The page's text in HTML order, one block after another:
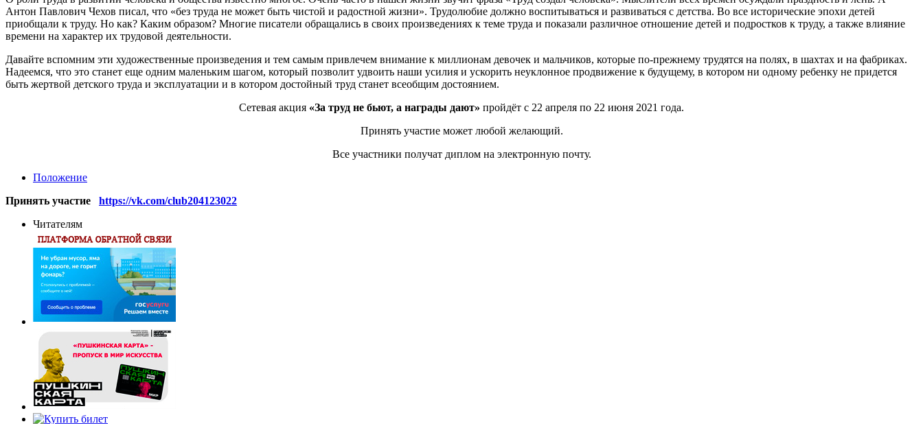
Антон Павлович Чехов писал, что «без труда не может быть чистой и радостной жизни». Трудолюбие должно воспитываться и развиваться с детства. Во все исторические эпохи детей
приобщали к труду. Но как? Каким образом? Многие писатели обращались в своих произведениях к теме труда и показали различное отношение детей и подростков к труду, а также влияние
времени на характер их трудовой деятельности.
Давайте вспомним эти художественные произведения и тем самым привлечем внимание к миллионам девочек и мальчиков, которые по-прежнему трудятся на полях, в шахтах и на фабриках.
Надеемся, что это станет еще одним маленьким шагом, который позволит удвоить наши усилия и ускорить неуклонное продвижение к будущему, в котором ни одному ребенку не придется
быть жертвой детского труда и эксплуатации и в котором достойный труд станет всеобщим достоянием.
Сетевая акция «За труд не бьют, а награды дают» пройдёт с 22 апреля по 22 июня 2021 года.
Принять участие может любой желающий.
Все участники получат диплом на электронную почту.
Положение
Принять участие
https://vk.com/club204123022
Читателям